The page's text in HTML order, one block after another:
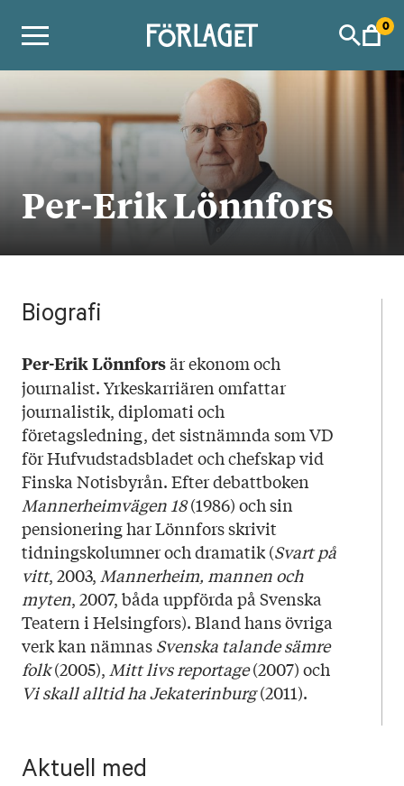
0
Per-Erik Lönnfors
Biografi
Per-Erik Lönnforsär ekonom och
journalist. Yrkeskarriären omfattar
journalistik, diplomati och
företagsledning, det sistnämnda som VD
för Hufvudstadsbladet och chefskap vid
Finska Notisbyrån. Efter debattboken
Mannerheimvägen 18(1986) och sin
pensionering har Lönnfors skrivit
tidningskolumner och dramatik (Svart på
vitt, 2003,Mannerheim, mannen och
myten, 2007, båda uppförda på Svenska
Teatern i Helsingfors). Bland hans övriga
verk kan nämnasSvenska talande sämre
folk(2005),Mitt livs reportage(2007) och
Vi skall alltid ha Jekaterinburg(2011).
Aktuell med